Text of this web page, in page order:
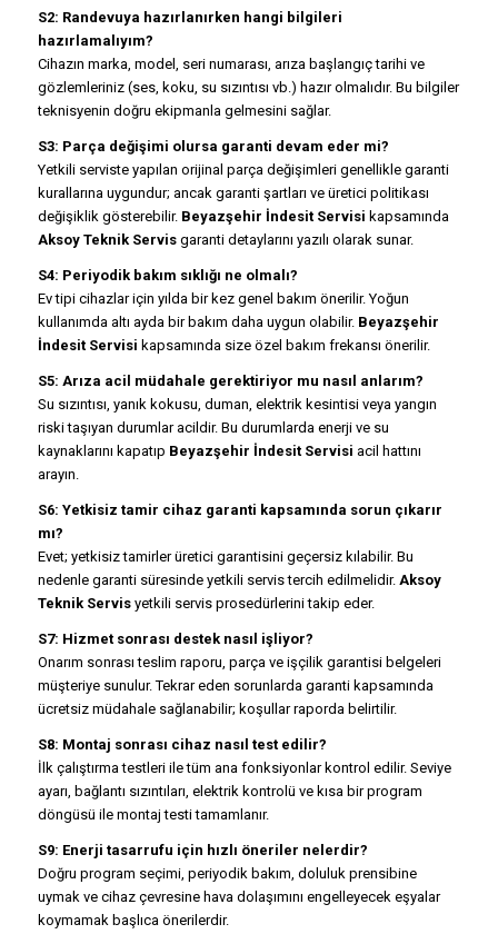
S2: Randevuya hazırlanırken hangi bilgileri
hazırlamalıyım?
Cihazın marka, model, seri numarası, arıza başlangıç tarihi ve
gözlemleriniz (ses, koku, su sızıntısı vb.) hazır olmalıdır. Bu bilgiler
teknisyenin doğru ekipmanla gelmesini sağlar.
S3: Parça değişimi olursa garanti devam eder mi?
Yetkili serviste yapılan orijinal parça değişimleri genellikle garanti
kurallarına uygundur; ancak garanti şartları ve üretici politikası
değişiklik gösterebilir. Beyazşehir İndesit Servisi kapsamında
Aksoy Teknik Servisgaranti detaylarını yazılı olarak sunar.
S4: Periyodik bakım sıklığı ne olmalı?
Ev tipi cihazlar için yılda bir kez genel bakım önerilir. Yoğun
kullanımda altı ayda bir bakım daha uygun olabilir. Beyazşehir
İndesit Servisi kapsamında size özel bakım frekansı önerilir.
S5: Arıza acil müdahale gerektiriyor mu nasıl anlarım?
Su sızıntısı, yanık kokusu, duman, elektrik kesintisi veya yangın
riski taşıyan durumlar acildir. Bu durumlarda enerji ve su
kaynaklarını kapatıp Beyazşehir İndesit Servisi acil hattını
arayın.
S6: Yetkisiz tamir cihaz garanti kapsamında sorun çıkarır
mı?
Evet; yetkisiz tamirler üretici garantisini geçersiz kılabilir. Bu
nedenle garanti süresinde yetkili servis tercih edilmelidir. Aksoy
Teknik Servisyetkili servis prosedürlerini takip eder.
S7: Hizmet sonrası destek nasıl işliyor?
Onarım sonrası teslim raporu, parça ve işçilik garantisi belgeleri
müşteriye sunulur. Tekrar eden sorunlarda garanti kapsamında
ücretsiz müdahale sağlanabilir; koşullar raporda belirtilir.
S8: Montaj sonrası cihaz nasıl test edilir?
İlk çalıştırma testleri ile tüm ana fonksiyonlar kontrol edilir. Seviye
ayarı, bağlantı sızıntıları, elektrik kontrolü ve kısa bir program
döngüsü ile montaj testi tamamlanır.
S9: Enerji tasarrufu için hızlı öneriler nelerdir?
Doğru program seçimi, periyodik bakım, doluluk prensibine
uymak ve cihaz çevresine hava dolaşımını engelleyecek eşyalar
koymamak başlıca önerilerdir.